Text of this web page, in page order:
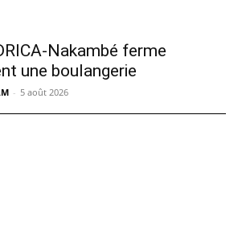
Nakambé ferme
une boulangerie
- 5 août 2026